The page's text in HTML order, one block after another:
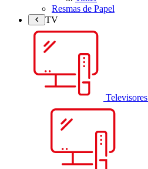
Resmas de Papel
TV
Televisores